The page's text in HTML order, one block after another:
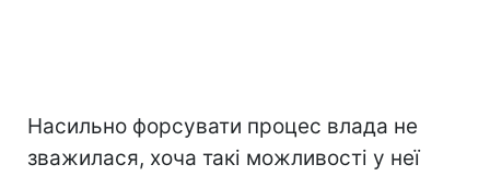
Насильно форсувати процес влада не
зважилася, хоча такі можливості у неї